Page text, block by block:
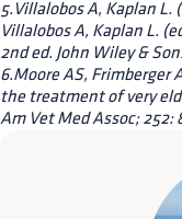
5.Villalobos A, Kaplan L.
Villalobos A, Kaplan L.
2nd ed. John Wiley &
6.Moore AS, Frimberger
the treatment of very
Am Vet Med Assoc; 252: